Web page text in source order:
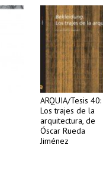
ARQUIA/Tesis 40:
Los trajes de la
arquitectura, de
Óscar Rueda
Jiménez